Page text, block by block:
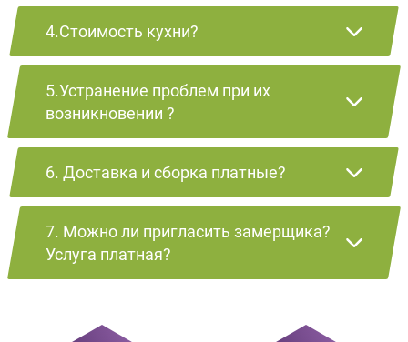
4.Стоимость кухни?
5.Устранение проблем при их
возникновении ?
6. Доставка и сборка платные?
7. Можно ли пригласить замерщика?
Услуга платная?